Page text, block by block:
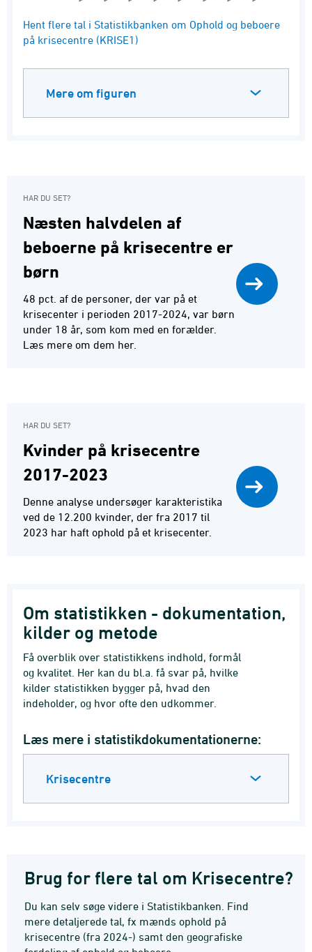
End of interactive chart.
Hent flere tal i Statistikbanken om Ophold og beboere
på krisecentre (KRISE1)
Mere om figuren
HAR DU SET?
Næsten halvdelen af
beboerne på krisecentre er
børn
48 pct. af de personer, der var på et
krisecenter i perioden 2017-2024, var børn
under 18 år, som kom med en forælder.
Læs mere om dem her.
HAR DU SET?
Kvinder på krisecentre
2017-2023
Denne analyse undersøger karakteristika
ved de 12.200 kvinder, der fra 2017 til
2023 har haft ophold på et krisecenter.
Om statistikken - dokumentation,
kilder og metode
Få overblik over statistikkens indhold, formål
og kvalitet. Her kan du bl.a. få svar på, hvilke
kilder statistikken bygger på, hvad den
indeholder, og hvor ofte den udkommer.
Læs mere i statistikdokumentationerne:
Krisecentre
Brug for flere tal om Krisecentre?
Du kan selv søge videre i Statistikbanken. Find
mere detaljerede tal, fx mænds ophold på
krisecentre (fra 2024-) samt den geografiske